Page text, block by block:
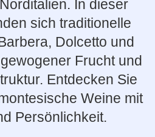
In dieser
sich traditionelle
Dolcetto und
Frucht und
Entdecken Sie
Weine mit
Persönlichkeit.